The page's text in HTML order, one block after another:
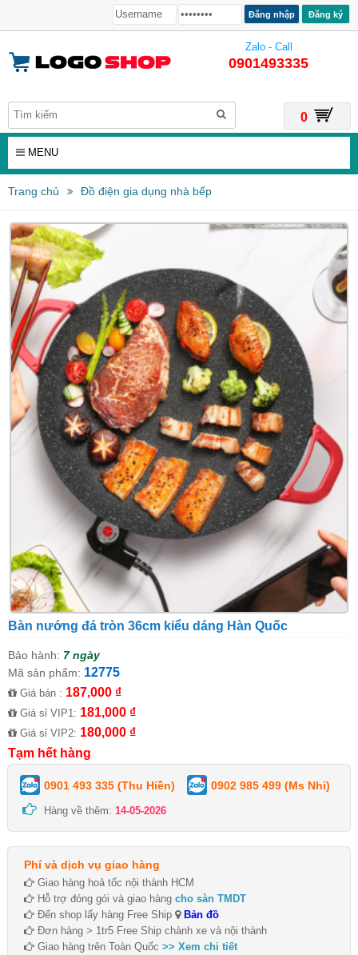
Đăng ký
Zalo - Call
0901493335
0
MENU
Trang chủ Đồ điện gia dụng nhà bếp
Bàn nướng đá tròn 36cm kiểu dáng Hàn Quốc
Bảo hành: 7 ngày
Mã sản phẩm: 12775
Giá bán : 187,000 ₫
Giá sỉ VIP1: 181,000 ₫
Giá sỉ VIP2: 180,000 ₫
Tạm hết hàng
0901 493 335 (Thu Hiền) 0902 985 499 (Ms Nhi)
Hàng về thêm: 14-05-2026
Phí và dịch vụ giao hàng
Giao hàng hoả tốc nội thành HCM
Hỗ trợ đóng gói và giao hàng cho sàn TMDT
Đến shop lấy hàng Free Ship
Bản đồ
Đơn hàng > 1tr5 Free Ship chành xe và nội thành
Giao hàng trên Toàn Quốc >> Xem chi tiết